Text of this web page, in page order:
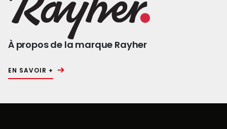
À propos de la marque Rayher
EN SAVOIR +